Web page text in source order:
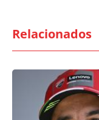
Relacionados